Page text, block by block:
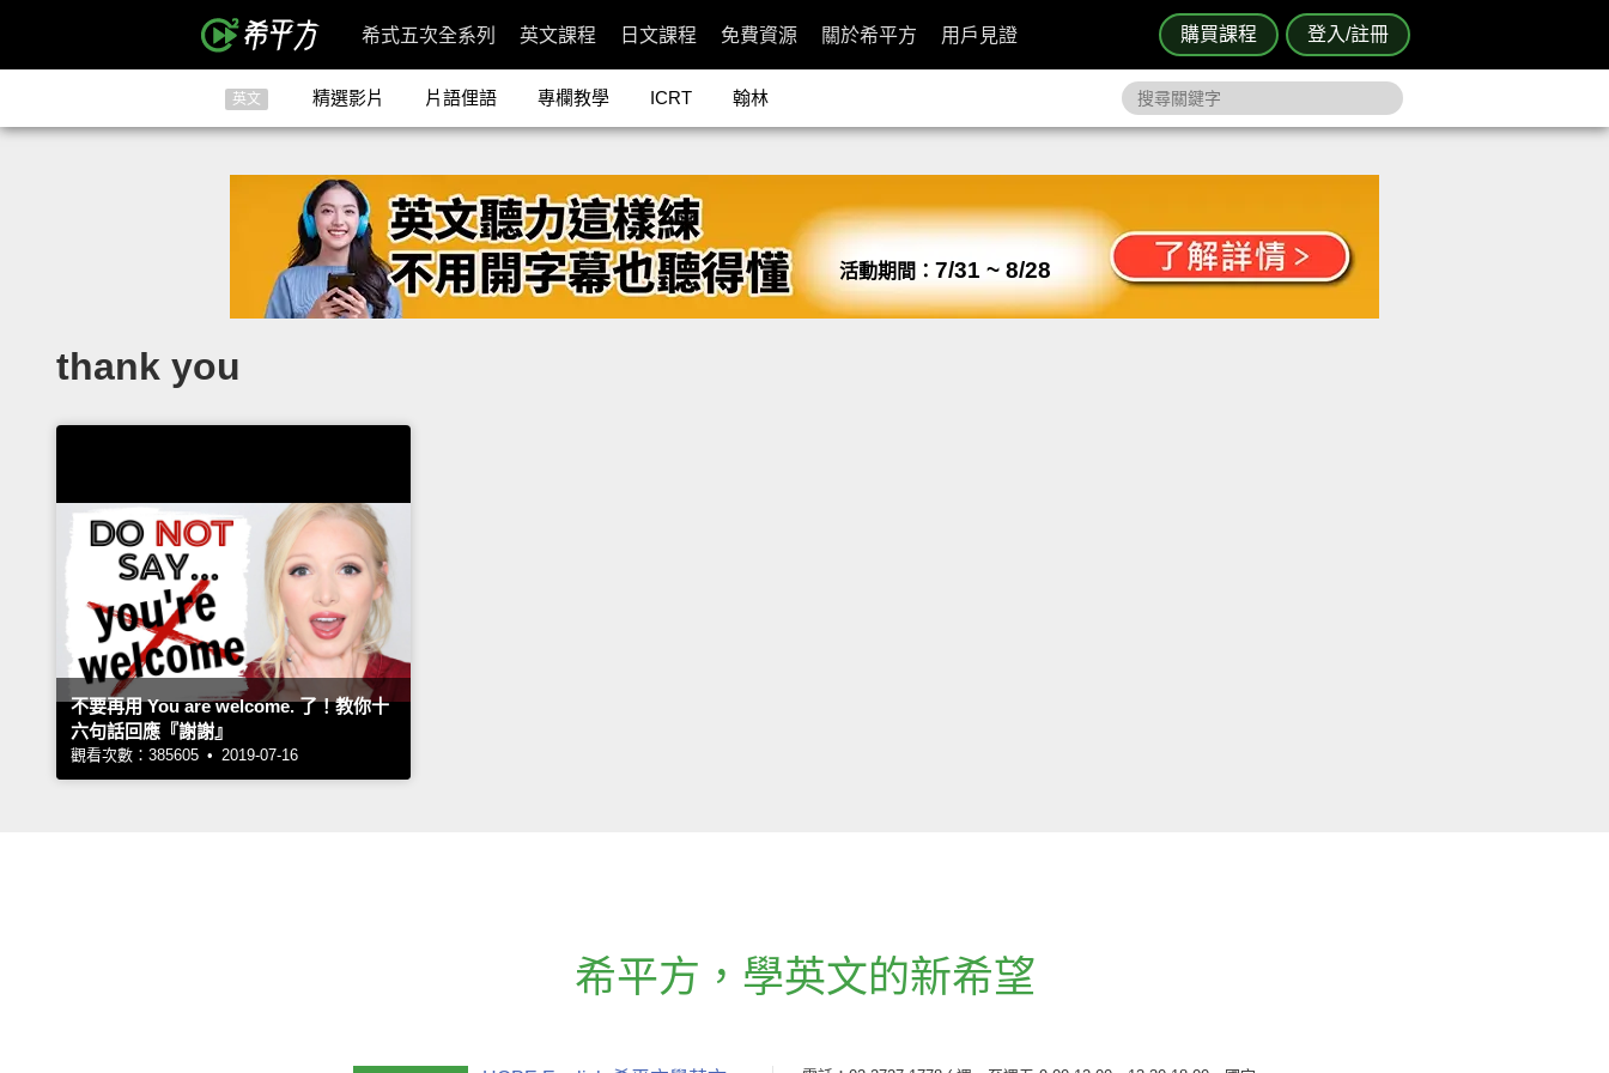
購買課程 登入/註冊
希式五次全系列 英文課程 日文課程 免費資源 關於希平方 用戶見證
英文 精選影片 片語俚語 專欄教學 ICRT 翰林
活動期間： 7/31 ~ 8/28
thank you
不要再用 You are welcome. 了！教你十
六句話回應『謝謝』
觀看次數：385605 • 2019-07-16
希平方 ， 學英文的新希望